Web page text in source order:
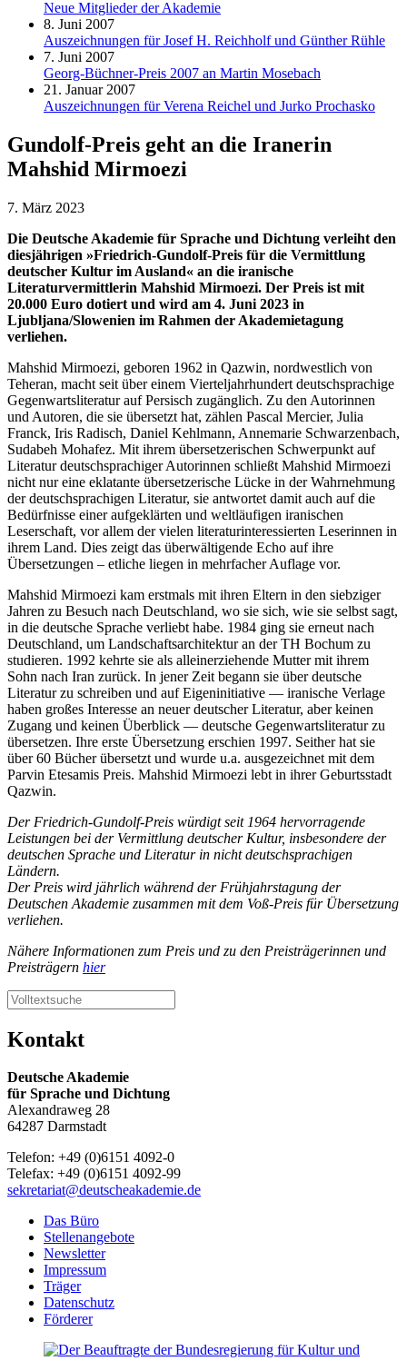
Neue Mitglieder der Akademie
8. Juni 2007
Auszeichnungen für Josef H. Reichholf und Günther Rühle
7. Juni 2007
Georg-Büchner-Preis 2007 an Martin Mosebach
21. Januar 2007
Auszeichnungen für Verena Reichel und Jurko Prochasko
Gundolf-Preis geht an die Iranerin
Mahshid Mirmoezi
7. März 2023
Die Deutsche Akademie für Sprache und Dichtung verleiht den
diesjährigen »Friedrich-Gundolf-Preis für die Vermittlung
deutscher Kultur im Ausland« an die iranische
Literaturvermittlerin Mahshid Mirmoezi. Der Preis ist mit
20.000 Euro dotiert und wird am 4. Juni 2023 in
Ljubljana/Slowenien im Rahmen der Akademietagung
verliehen.
Mahshid Mirmoezi, geboren 1962 in Qazwin, nordwestlich von
Teheran, macht seit über einem Vierteljahrhundert deutschsprachige
Gegenwartsliteratur auf Persisch zugänglich. Zu den Autorinnen
und Autoren, die sie übersetzt hat, zählen Pascal Mercier, Julia
Franck, Iris Radisch, Daniel Kehlmann, Annemarie Schwarzenbach,
Sudabeh Mohafez. Mit ihrem übersetzerischen Schwerpunkt auf
Literatur deutschsprachiger Autorinnen schließt Mahshid Mirmoezi
nicht nur eine eklatante übersetzerische Lücke in der Wahrnehmung
der deutschsprachigen Literatur, sie antwortet damit auch auf die
Bedürfnisse einer aufgeklärten und weltläufigen iranischen
Leserschaft, vor allem der vielen literaturinteressierten Leserinnen in
ihrem Land. Dies zeigt das überwältigende Echo auf ihre
Übersetzungen – etliche liegen in mehrfacher Auflage vor.
Mahshid Mirmoezi kam erstmals mit ihren Eltern in den siebziger
Jahren zu Besuch nach Deutschland, wo sie sich, wie sie selbst sagt,
in die deutsche Sprache verliebt habe. 1984 ging sie erneut nach
Deutschland, um Landschaftsarchitektur an der TH Bochum zu
studieren. 1992 kehrte sie als alleinerziehende Mutter mit ihrem
Sohn nach Iran zurück. In jener Zeit begann sie über deutsche
Literatur zu schreiben und auf Eigeninitiative — iranische Verlage
haben großes Interesse an neuer deutscher Literatur, aber keinen
Zugang und keinen Überblick — deutsche Gegenwartsliteratur zu
übersetzen. Ihre erste Übersetzung erschien 1997. Seither hat sie
über 60 Bücher übersetzt und wurde u.a. ausgezeichnet mit dem
Parvin Etesamis Preis. Mahshid Mirmoezi lebt in ihrer Geburtsstadt
Qazwin.
Der Friedrich-Gundolf-Preis würdigt seit 1964 hervorragende
Leistungen bei der Vermittlung deutscher Kultur, insbesondere der
deutschen Sprache und Literatur in nicht deutschsprachigen
Ländern.
Der Preis wird jährlich während der Frühjahrstagung der
Deutschen Akademie zusammen mit dem Voß-Preis für Übersetzung
verliehen.
Nähere Informationen zum Preis und zu den Preisträgerinnen und
Preisträgern hier
Kontakt
Deutsche Akademie
für Sprache und Dichtung
Alexandraweg 28
64287 Darmstadt
Telefon: +49 (0)6151 4092-0
Telefax: +49 (0)6151 4092-99
sekretariat@deutscheakademie.de
Das Büro
Stellenangebote
Newsletter
Impressum
Träger
Datenschutz
Förderer